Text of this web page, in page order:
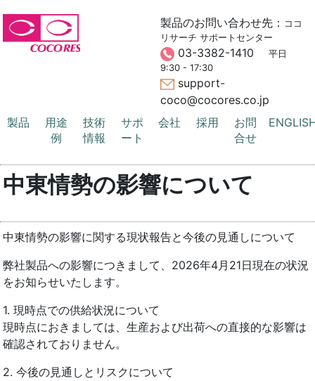
製品のお問い合わせ先： ココ
リサーチ サポートセンター
03-3382-1410平日
9:30 - 17:30
support-
coco@cocores.co.jp
製品
用途
例
技術
情報
サポ
ート
会社 採用
お問
合せ
中東情勢の影響について
中東情勢の影響に関する現状報告と今後の見通しについて
弊社製品への影響につきまして、2026年4月21日現在の状況
をお知らせいたします。
1. 現時点での供給状況について
現時点におきましては、生産および出荷への直接的な影響は
確認されておりません。
2. 今後の見通しとリスクについて